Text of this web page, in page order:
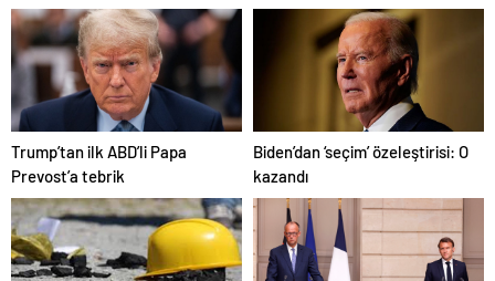
başladı, tüm dünyaya
yayılabilir’
bulabilir
Trump’tan ilk ABD’li Papa
Prevost’a tebrik
Biden’dan ‘seçim’ özeleştirisi: O
kazandı